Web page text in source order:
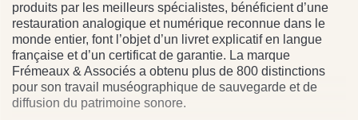
produits par les meilleurs spécialistes, bénéficient d’une
restauration analogique et numérique reconnue dans le
monde entier, font l’objet d’un livret explicatif en langue
française et d’un certificat de garantie. La marque
Frémeaux & Associés a obtenu plus de 800 distinctions
pour son travail muséographique de sauvegarde et de
diffusion du patrimoine sonore.